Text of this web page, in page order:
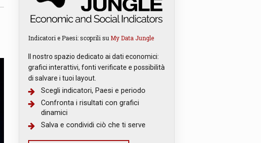
Indicatori e Paesi: scoprili su My Data Jungle
Il nostro spazio dedicato ai dati economici:
grafici interattivi, fonti verificate e possibilità
di salvare i tuoi layout.
Scegli indicatori, Paesi e periodo
Confronta i risultati con grafici
dinamici
Salva e condividi ciò che ti serve